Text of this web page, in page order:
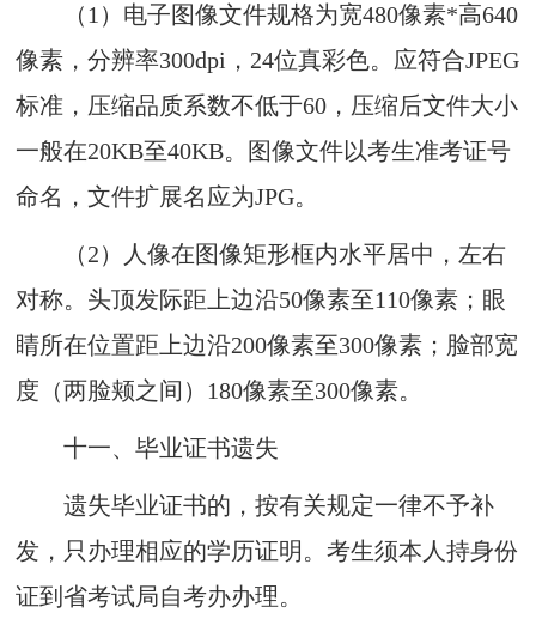
（1） 电子图像文件规格为宽480像素*高640
像素，分辨率300dpi ，24位真彩色。应符合JPEG
标准，压缩品质系数不低于60 ，压缩后文件大小
一般在20KB至40KB。图像文件以考生准考证号
命名 ，文件扩展名应为JPG。
（2）
人像在图像矩形框内水平居中，左右
对称。头顶发际距上边沿50像素至110像素；眼
睛所在位置距上边沿200像素至300像素；脸部宽
度（两脸颊之间） 180像素至300像素。
十一、毕业证书遗失
遗失毕业证书的，按有关规定一律不予补
发，只办理相应的学历证明。考生须本人持身份
证到省考试局自考办办理。